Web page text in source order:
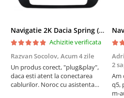
Navigatie 2K Dacia Spring (2021- Prezent), Android, S-Quadcore / 4GB RAM + 64GB ROM, 9.5 Inch - AD-BGS90042K+AD-BGRKIT366V4s
Achizitie verificata
Razvan Socolov, Acum 4 zile
Un produs corect, "plug&play",
daca esti atent la conectarea
cablurilor. Noroc cu asistenta
2
Am
q5,
m-